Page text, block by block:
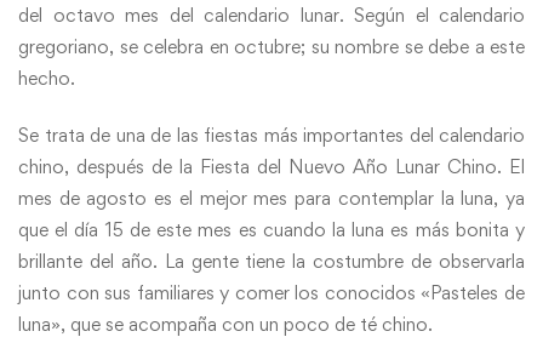
del octavo mes del calendario lunar. Según el calendario
gregoriano, se celebra en octubre; su nombre se debe a este
hecho.
Se trata de una de las fiestas más importantes del calendario
chino, después de la Fiesta del Nuevo Año Lunar Chino. El
mes de agosto es el mejor mes para contemplar la luna, ya
que el día 15 de este mes es cuando la luna es más bonita y
brillante del año. La gente tiene la costumbre de observarla
junto con sus familiares y comer los conocidos «Pasteles de
luna», que se acompaña con un poco de té chino.